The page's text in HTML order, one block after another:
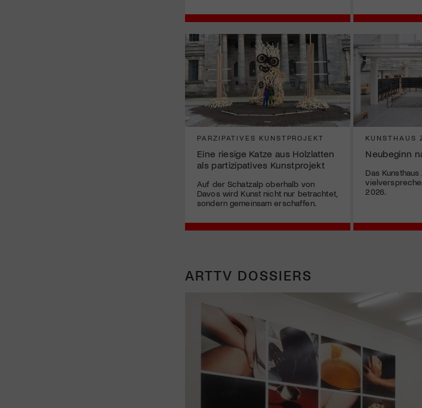
PARZIPATIVES KUNSTPROJEKT
Eine riesige Katze aus Holzlatten
als partizipatives Kunstprojekt
Auf der Schatzalp oberhalb von
Davos wird Kunst nicht nur betrachtet,
sondern gemeinsam erschaffen.
KUNSTHAUS
Neubeginn
Das
2026.
ARTTV DOSSIERS